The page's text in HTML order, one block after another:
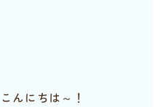
こんにちは～！